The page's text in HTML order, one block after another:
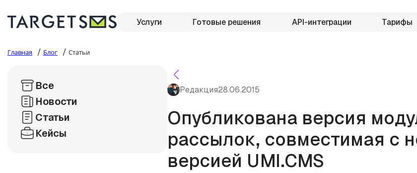
Услуги Готовые решения API-интеграции Тарифы
Главная / Блог / Статьи
Все
Новости
Статьи
Кейсы
Редакция28.06.2015
Опубликована версия
рассылок, совместимая с
версией UMI.CMS